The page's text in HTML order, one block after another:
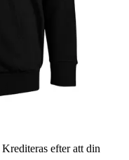
Krediteras efter att din